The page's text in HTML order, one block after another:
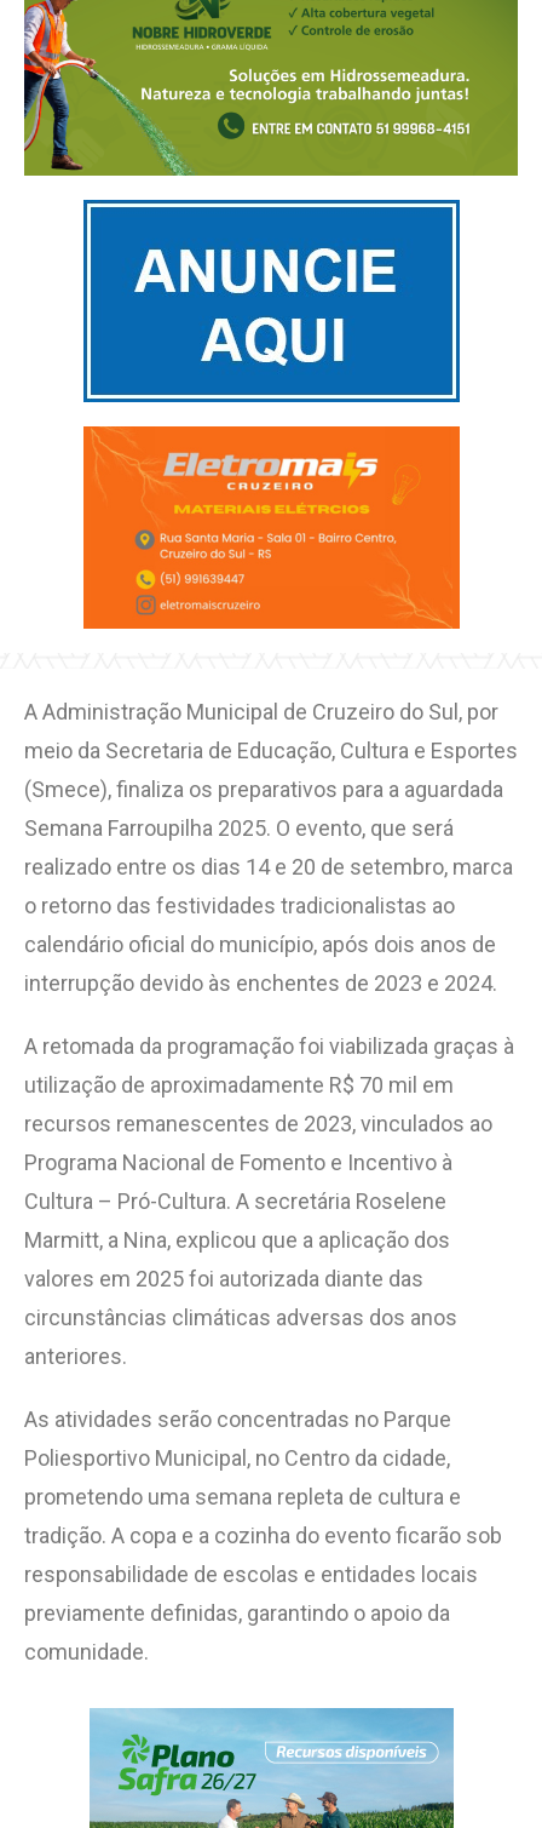
A Administração Municipal de Cruzeiro do Sul, por
meio da Secretaria de Educação, Cultura e Esportes
(Smece), finaliza os preparativos para a aguardada
Semana Farroupilha 2025. O evento, que será
realizado entre os dias 14 e 20 de setembro, marca
o retorno das festividades tradicionalistas ao
calendário oficial do município, após dois anos de
interrupção devido às enchentes de 2023 e 2024.
A retomada da programação foi viabilizada graças à
utilização de aproximadamente R$ 70 mil em
recursos remanescentes de 2023, vinculados ao
Programa Nacional de Fomento e Incentivo à
Cultura – Pró-Cultura. A secretária Roselene
Marmitt, a Nina, explicou que a aplicação dos
valores em 2025 foi autorizada diante das
circunstâncias climáticas adversas dos anos
anteriores.
As atividades serão concentradas no Parque
Poliesportivo Municipal, no Centro da cidade,
prometendo uma semana repleta de cultura e
tradição. A copa e a cozinha do evento ficarão sob
responsabilidade de escolas e entidades locais
previamente definidas, garantindo o apoio da
comunidade.